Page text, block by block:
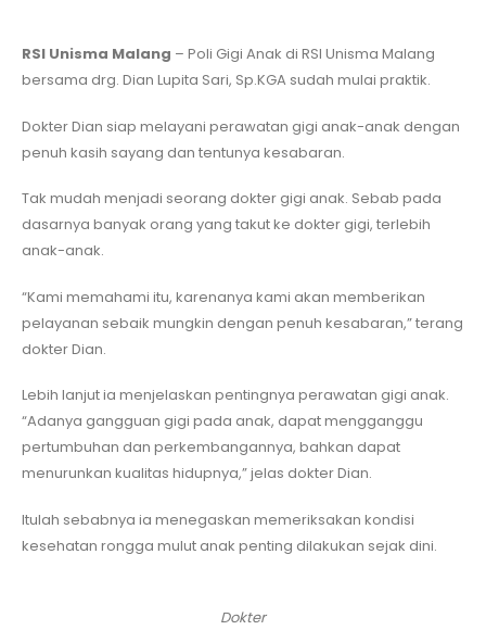
RSI Unisma Malang – Poli Gigi Anak di RSI Unisma Malang
bersama drg. Dian Lupita Sari, Sp.KGA sudah mulai praktik.
Dokter Dian siap melayani perawatan gigi anak-anak dengan
penuh kasih sayang dan tentunya kesabaran.
Tak mudah menjadi seorang dokter gigi anak. Sebab pada
dasarnya banyak orang yang takut ke dokter gigi, terlebih
anak-anak.
“Kami memahami itu, karenanya kami akan memberikan
pelayanan sebaik mungkin dengan penuh kesabaran,” terang
dokter Dian.
Lebih lanjut ia menjelaskan pentingnya perawatan gigi anak.
“Adanya gangguan gigi pada anak, dapat mengganggu
pertumbuhan dan perkembangannya, bahkan dapat
menurunkan kualitas hidupnya,” jelas dokter Dian.
Itulah sebabnya ia menegaskan memeriksakan kondisi
kesehatan rongga mulut anak penting dilakukan sejak dini.
Dokter